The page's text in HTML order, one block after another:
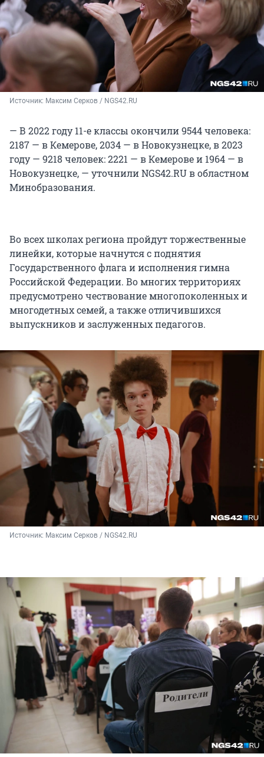
Источник: Максим Серков / NGS42.RU
— В 2022 году 11-е классы окончили 9544 человека:
2187 — в Кемерове, 2034 — в Новокузнецке, в 2023
году — 9218 человек: 2221 — в Кемерове и 1964 — в
Новокузнецке, — уточнили NGS42.RU в областном
Минобразования.
Во всех школах региона пройдут торжественные
линейки, которые начнутся с поднятия
Государственного флага и исполнения гимна
Российской Федерации. Во многих территориях
предусмотрено чествование многопоколенных и
многодетных семей, а также отличившихся
выпускников и заслуженных педагогов.
Источник: Максим Серков / NGS42.RU